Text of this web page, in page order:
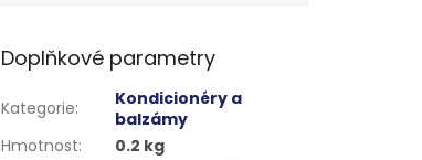
Doplňkové parametry
Kategorie:
Kondicionéry a
balzámy
Hmotnost:
0.2 kg